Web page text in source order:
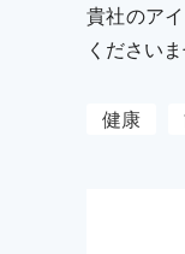
貴社のア
くださいま
健康